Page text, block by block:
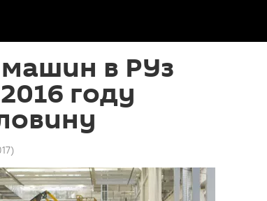
в РУз
году
)